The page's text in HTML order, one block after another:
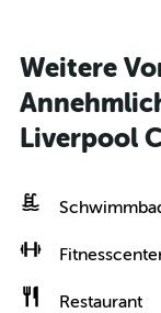
Weitere
Liverpool
Restaurant